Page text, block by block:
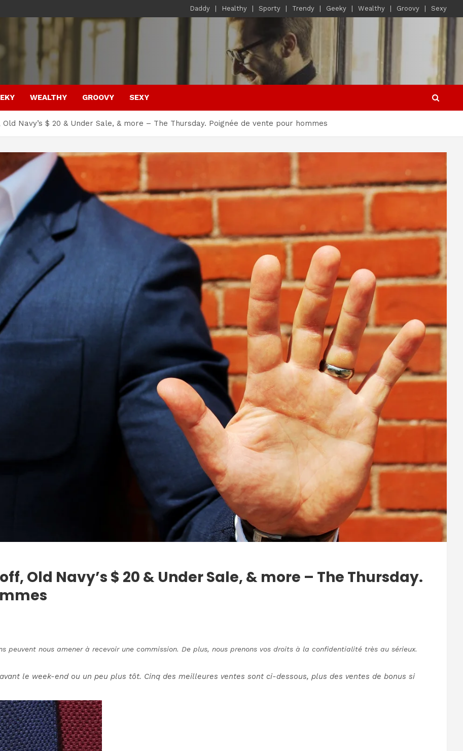
Daddy Healthy Sporty Trendy Geeky Wealthy Groovy Sexy
WEALTHY GROOVY SEXY
Old Navy’s $ 20 & Under Sale, & more – The Thursday. Poignée de vente pour hommes
Old Navy’s $ 20 & Under Sale, & more – The Thursday.
peuvent nous amener à recevoir une commission. De plus, nous prenons vos droits à la confidentialité très au sérieux.
le week-end ou un peu plus tôt. Cinq des meilleures ventes sont ci-dessous, plus des ventes de bonus si